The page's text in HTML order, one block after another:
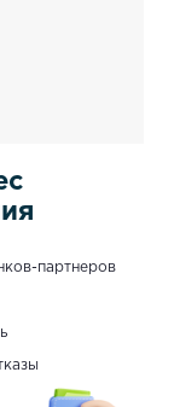
партнеров